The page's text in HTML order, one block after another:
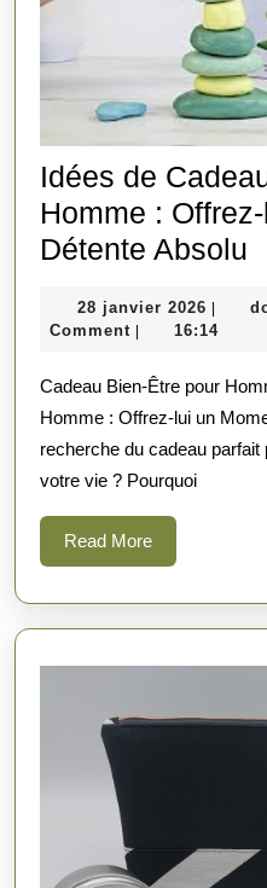
Idées de
Homme :
Détente Absolu
28 janvier 2026 28
janvier
|
Comment | 16:14
Cadeau Bien-Être pour Homme Cadeau Bien-Être pour
Homme : Offrez-lui un
recherche du cadeau
votre vie ? Pourquoi
Read MoreRead
More